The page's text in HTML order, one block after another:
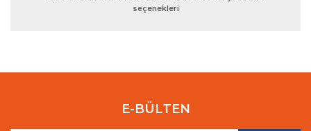
seçenekleri
E-BÜLTEN